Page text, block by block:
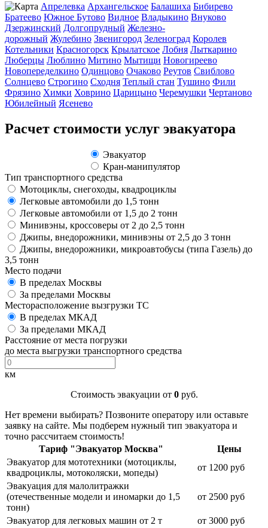
Апрелевка Архангельское Балашиха Бибирево
Братеево Южное Бутово Видное Владыкино Внуково
Дзержинский Долгопрудный Железно-
дорожный Жулебино Звенигород Зеленоград Королев
Котельники Красногорск Крылатское Лобня Лыткарино
Люберцы Люблино Митино Мытищи Новогиреево
Новопеределкино Одинцово Очаково Реутов Свиблово
Солнцево Строгино Сходня Теплый стан Тушино Фили
Фрязино Химки Ховрино Царицыно Черемушки Чертаново
Юбилейный Ясенево
Расчет стоимости услуг эвакуатора
Эвакуатор
Кран-манипулятор
Тип транспортного средства
Мотоциклы, снегоходы, квадроциклы
Легковые автомобили до 1,5 тонн
Легковые автомобили от 1,5 до 2 тонн
Минивэны, кроссоверы от 2 до 2,5 тонн
Джипы, внедорожники, минивэны от 2,5 до 3 тонн
Джипы, внедорожники, микроавтобусы (типа Газель) до
3,5 тонн
Место подачи
В пределах Москвы
За пределами Москвы
Месторасположение вызгрузки ТС
В пределах МКАД
За пределами МКАД
Расстояние от места погрузки
до места выгрузки транспортного средства
км
Стоимость эвакуации от 0руб.
Нет времени выбирать? Позвоните оператору или оставьте
заявку на сайте. Мы подберем нужный тип эвакуатора и
точно рассчитаем стоимость!
Тариф "Эвакуатор Москва"
Цены
Эвакуатор для мототехники (мотоциклы,
квадроциклы, мотоколяски, мопеды)
от 1200 руб
Эвакуация для малолитражки
(отечественные модели и иномарки до 1,5
тонн)
от 2500 руб
Эвакуатор для легковых машин от 2 т
от 3000 руб